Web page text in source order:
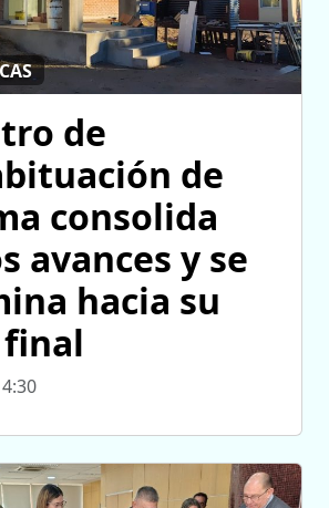
de
de
consolida
avances y se
hacia su